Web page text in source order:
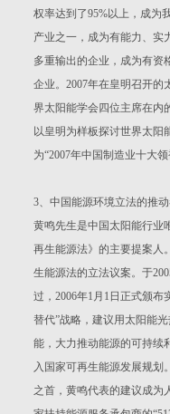
权率达到了95%以上，成为
产业之一，成为有能力、实
多重输出的企业，成为有资
企业。2007年在皇明召开的
界太阳能学会四位主席在内
以皇明为样板探讨世界太阳
为“2007年中国制造业十大领
3、中国能源环境立法的推
黄鸣先生是中国太阳能行业
再生能源法》的主要提案人
生能源法的立法议案。于
过，2006年1月1日正式颁
替代”战略，建议用太阳能
能，大力推动能源的可持续
入国家可再生能源发展规划
之首，黄鸣代表的建议成为